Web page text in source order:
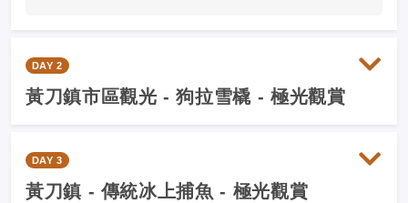
DAY 2
黃刀鎮市區觀光 - 狗拉雪橇 - 極光觀賞
DAY 3
黃刀鎮 - 傳統冰上捕魚 - 極光觀賞